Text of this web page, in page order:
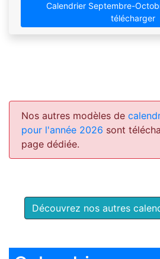
Calendrier Septembre-
télécharger
Nos autres modèles de
pour l'année 2026 sont
page dédiée.
Découvrez nos autres